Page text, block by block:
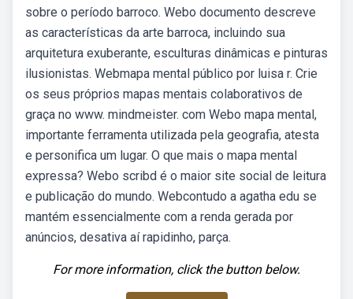
sobre o período barroco. Webo documento descreve
as características da arte barroca, incluindo sua
arquitetura exuberante, esculturas dinâmicas e pinturas
ilusionistas. Webmapa mental público por luisa r. Crie
os seus próprios mapas mentais colaborativos de
graça no www. mindmeister. com Webo mapa mental,
importante ferramenta utilizada pela geografia, atesta
e personifica um lugar. O que mais o mapa mental
expressa? Webo scribd é o maior site social de leitura
e publicação do mundo. Webcontudo a agatha edu se
mantém essencialmente com a renda gerada por
anúncios, desativa aí rapidinho, parça.
For more information, click the button below.